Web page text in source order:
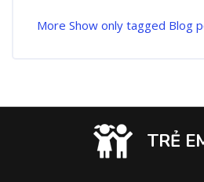
More Show only tagged Blog
TRẺ